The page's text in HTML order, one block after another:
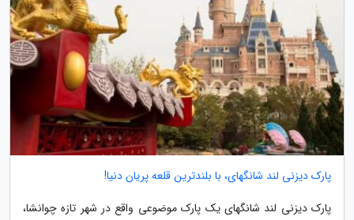
پارک دیزنی لند شانگهای، با بلندترین قلعه پریان دنیا!
پارک دیزنی لند شانگهای یک پارک موضوعی واقع در شهر تازه چوانشا،